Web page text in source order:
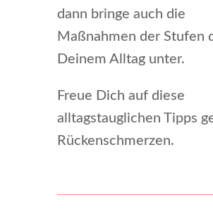
dann bringe auch die
Maßnahmen der Stufen
Deinem Alltag unter.
Freue Dich auf diese
alltagstauglichen Tipps
Rückenschmerzen.